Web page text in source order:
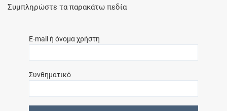
Συμπληρώστε τα παρακάτω πεδία
E-mail ή όνομα χρήστη
Συνθηματικό